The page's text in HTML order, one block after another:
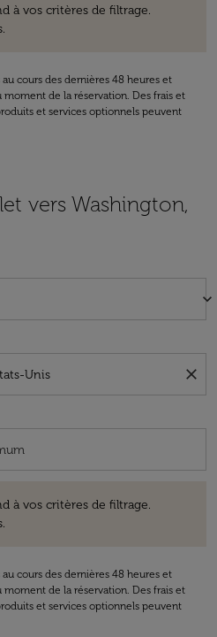
à vos critères de filtrage.
cours des dernières 48 heures et
de la réservation. Des frais et
et services optionnels peuvent
vers Washington,
keyboard_arrow_down
close
à vos critères de filtrage.
cours des dernières 48 heures et
de la réservation. Des frais et
et services optionnels peuvent